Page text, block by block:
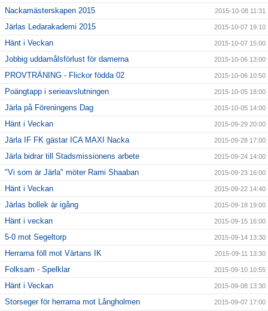
Nackamästerskapen 2015 2015-10-08 11:31
Järlas Ledarakademi 2015 2015-10-07 19:10
Hänt i Veckan 2015-10-07 15:00
Jobbig uddamålsförlust för damerna 2015-10-06 13:00
PROVTRÄNING - Flickor födda 02 2015-10-06 10:50
Poängtapp i serieavslutningen 2015-10-05 18:00
Järla på Föreningens Dag 2015-10-05 14:00
Hänt i Veckan 2015-09-29 20:00
Järla IF FK gästar ICA MAXI Nacka 2015-09-28 17:00
Järla bidrar till Stadsmissionens arbete 2015-09-24 14:00
"Vi som är Järla" möter Rami Shaaban 2015-09-23 16:00
Hänt i Veckan 2015-09-22 14:40
Järlas bollek är igång 2015-09-18 19:00
Hänt i veckan 2015-09-15 16:00
5-0 mot Segeltorp 2015-09-14 13:30
Herrarna föll mot Värtans IK 2015-09-11 13:30
Folksam - Spelklar 2015-09-10 10:55
Hänt i Veckan 2015-09-08 13:30
Storseger för herrarna mot Långholmen 2015-09-07 17:00